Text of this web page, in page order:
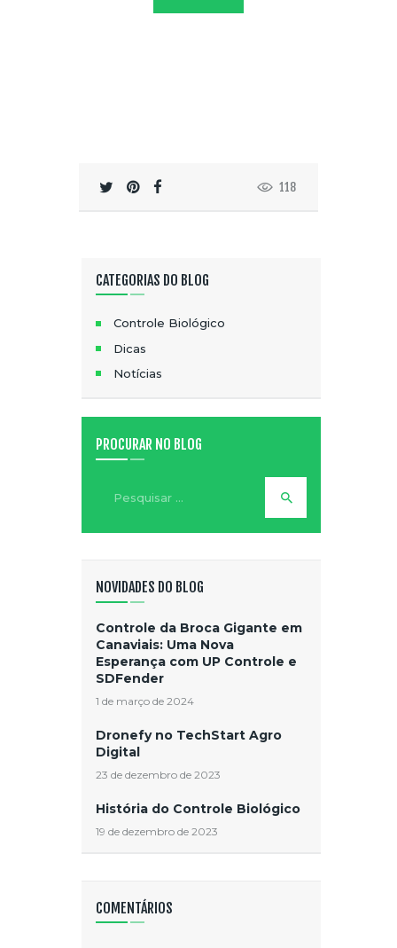
118
CATEGORIAS DO BLOG
Controle Biológico
Dicas
Notícias
PROCURAR NO BLOG
NOVIDADES DO BLOG
Controle da Broca Gigante em
Canaviais: Uma Nova
Esperança com UP Controle e
SDFender
1 de março de 2024
Dronefy no TechStart Agro
Digital
23 de dezembro de 2023
História do Controle Biológico
19 de dezembro de 2023
COMENTÁRIOS